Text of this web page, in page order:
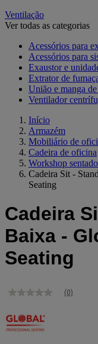
Ventilação
Ver todas as categorias
Acessórios para
Acessórios para
Exaustor e
Extrator de
União e manga
Ventilador
Início
Armazém
Mobiliário de
Cadeira de oficina
Workshop
Cadeira Sit -
Seating
Cadeira
Baixa -
Seating
Sem
de
classificação
Link
(0)